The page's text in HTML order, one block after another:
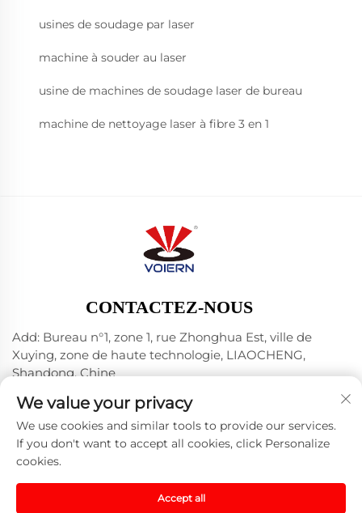
usines de soudage par laser
machine à souder au laser
usine de machines de soudage laser de bureau
machine de nettoyage laser à fibre 3 en 1
CONTACTEZ-NOUS
Add: Bureau n°1, zone 1, rue Zhonghua Est, ville de
Xuying, zone de haute technologie, LIAOCHENG,
Shandong, Chine
Tél. :+86-635 8512218
E-mail : [email protected]
Droits d'auteur © 2024 Liaocheng Voiern Laser
Technology Co., Ltd. -Privacy Policy
We value your privacy
We use cookies and similar tools to provide our services.
If you don't want to accept all cookies, click Personalize
cookies.
Accept all